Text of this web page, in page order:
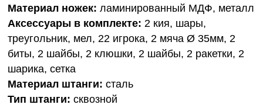
Материал ножек: ламинированный МДФ, металл
Аксессуары в комплекте: 2 кия, шары,
треугольник, мел, 22 игрока, 2 мяча Ø 35мм, 2
биты, 2 шайбы, 2 клюшки, 2 шайбы, 2 ракетки, 2
шарика, сетка
Материал штанги: сталь
Тип штанги: сквозной